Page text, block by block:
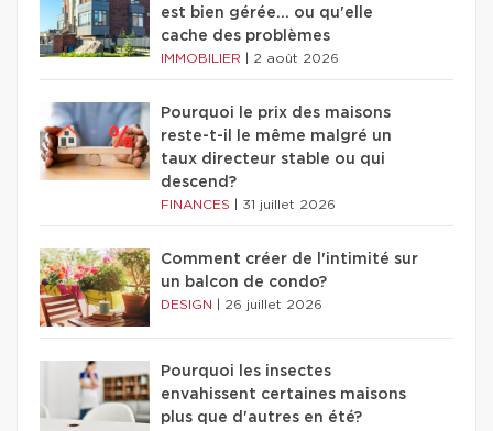
est bien gérée… ou qu'elle
cache des problèmes
IMMOBILIER 2 août 2026
Pourquoi le prix des maisons
reste-t-il le même malgré un
taux directeur stable ou qui
descend?
FINANCES 31 juillet 2026
Comment créer de l'intimité sur
un balcon de condo?
DESIGN 26 juillet 2026
Pourquoi les insectes
envahissent certaines maisons
plus que d'autres en été?